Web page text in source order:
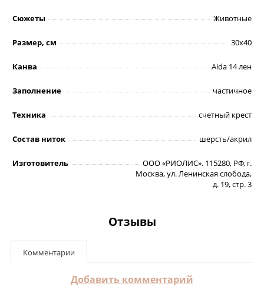
Сюжеты Животные
Размер, см 30х40
Канва Aida 14 лен
Заполнение частичное
Техника счетный крест
Состав ниток шерсть/акрил
Изготовитель
ООО «РИОЛИС». 115280, РФ, г.
Москва, ул. Ленинская слобода,
д. 19, стр. 3
Отзывы
Комментарии
Добавить комментарий